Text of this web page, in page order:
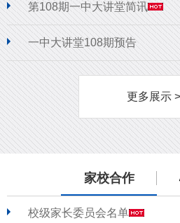
第108期一中大讲堂简讯
一中大讲堂108期预告
更多展示
家校合作
校级家长委员会名单